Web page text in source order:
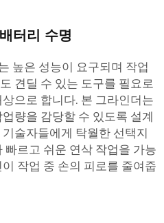
터리 수명
높은 성능이 요구되며 작업
견딜 수 있는 도구를 필요로
으로 합니다. 본 그라인더는
량을 감당할 수 있도록 설계
술자들에게 탁월한 선택지
빠르고 쉬운 연삭 작업을 가능
작업 중 손의 피로를 줄여줍